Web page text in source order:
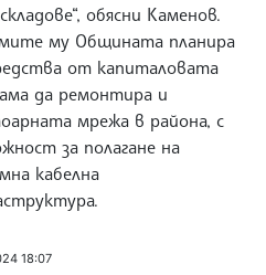
обясни Каменов.
му Общината планира
от капиталовата
да ремонтира и
мрежа в района, с
за полагане на
кабелна
18:07